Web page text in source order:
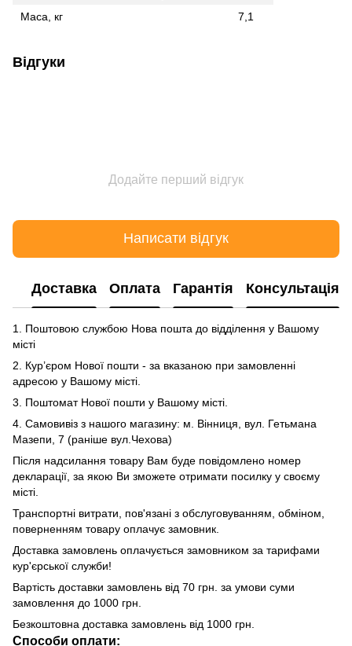
Маса, кг
7,1
Відгуки
Додайте перший відгук
Написати відгук
Доставка Оплата Гарантія Консультація
1. Поштовою службою Нова пошта до відділення у Вашому
місті
2. Кур’єром Нової пошти - за вказаною при замовленні
адресою у Вашому місті.
3. Поштомат Нової пошти у Вашому місті.
4. Самовивіз з нашого магазину: м. Вінниця, вул. Гетьмана
Мазепи, 7 (раніше вул.Чехова)
Після надсилання товару Вам буде повідомлено номер
декларації, за якою Ви зможете отримати посилку у своєму
місті.
Транспортні витрати, пов'язані з обслуговуванням, обміном,
поверненням товару оплачує замовник.
Доставка замовлень оплачується замовником за тарифами
кур'єрської служби!
Вартість доставки замовлень від 70 грн. за умови суми
замовлення до 1000 грн.
Безкоштовна доставка замовлень від 1000 грн.
Способи оплати: